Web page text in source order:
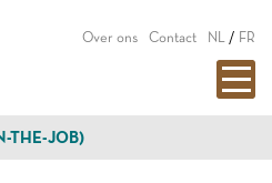
Over ons Contact NL / FR
THE-JOB)